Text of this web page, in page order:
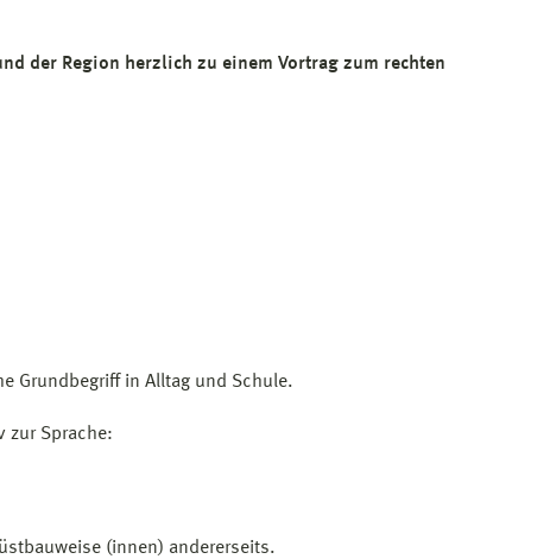
der Region herzlich zu einem Vortrag zum rechten
Grundbegriff in Alltag und Schule.
zur Sprache:
(innen) andererseits.